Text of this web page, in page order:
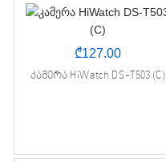
₾127.00
კამერა HiWatch DS-T503 (C)